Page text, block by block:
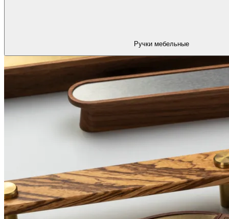
Ручки мебельные